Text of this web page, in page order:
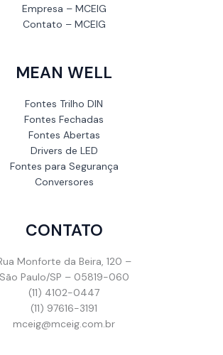
Empresa – MCEIG
Contato – MCEIG
MEAN WELL
Fontes Trilho DIN
Fontes Fechadas
Fontes Abertas
Drivers de LED
Fontes para Segurança
Conversores
CONTATO
Monforte da Beira, 120 –
São Paulo/SP – 05819-060
(11) 4102-0447
(11) 97616-3191
mceig@mceig.com.br